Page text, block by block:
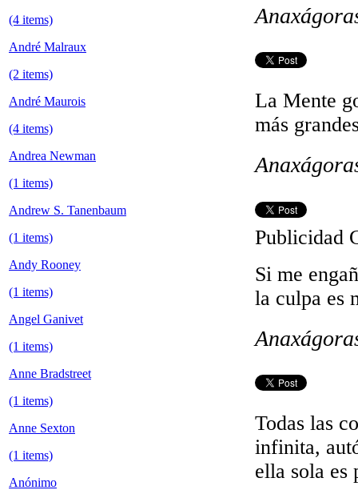
(4 items)
André Malraux
(2 items)
André Maurois
(4 items)
Andrea Newman
(1 items)
Andrew S. Tanenbaum
(1 items)
Andy Rooney
(1 items)
Angel Ganivet
(1 items)
Anne Bradstreet
(1 items)
Anne Sexton
(1 items)
Anónimo
La Mente
más
Publicidad
Si me
la culpa es
Todas las
infinita,
ella sola es